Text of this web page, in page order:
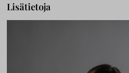
Lisätietoja